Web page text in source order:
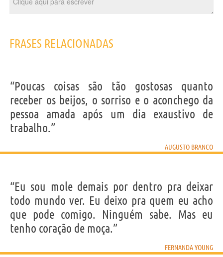
FRASES RELACIONADAS
“Poucas coisas são tão gostosas quanto
receber os beijos, o sorriso e o aconchego da
pessoa amada após um dia exaustivo de
trabalho.”
AUGUSTO BRANCO
“Eu sou mole demais por dentro pra deixar
todo mundo ver. Eu deixo pra quem eu acho
que pode comigo. Ninguém sabe. Mas eu
tenho coração de moça.”
FERNANDA YOUNG